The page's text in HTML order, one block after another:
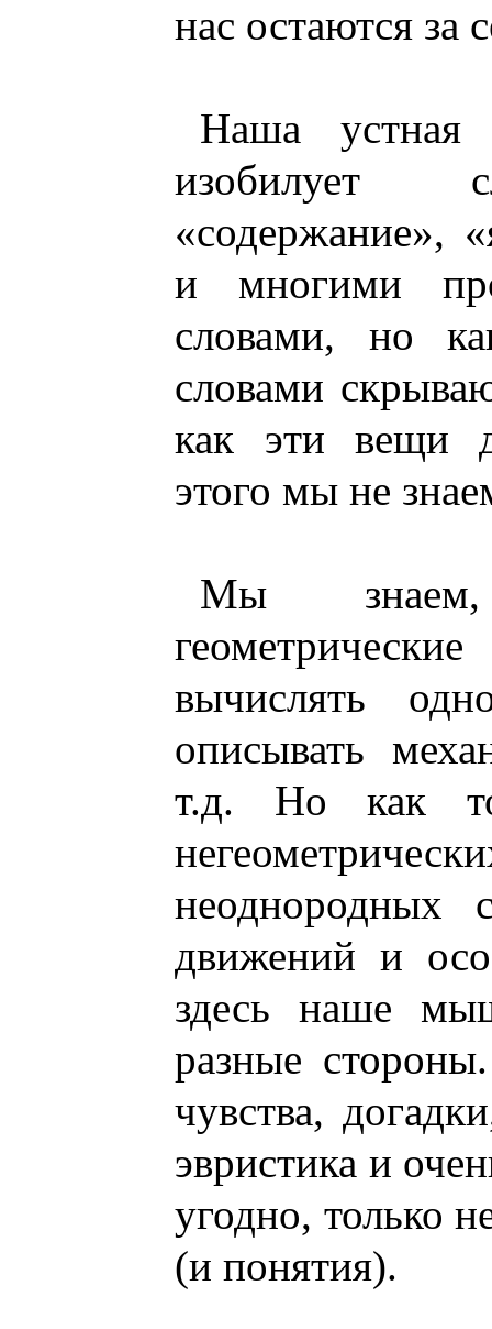
нас остаются за
Наша устная
изобилует
«содержание»,
и многими
словами, но
словами
как эти вещи
этого мы не
Мы
вычислять
описывать
т.д. Но как
неоднородных
движений и
здесь наше
разные
чувства,
эвристика и
угодно, только
(и понятия).